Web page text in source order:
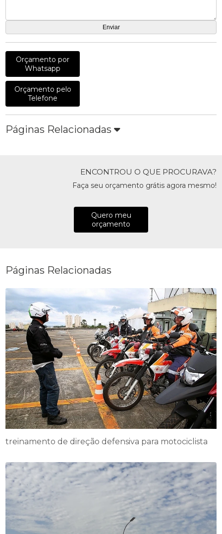
Orçamento por
Whatsapp
Orçamento pelo
Telefone
Páginas Relacionadas
ENCONTROU O QUE PROCURAVA?
Faça seu orçamento grátis agora mesmo!
Quero meu
orçamento
Páginas Relacionadas
treinamento de direção defensiva para motociclista